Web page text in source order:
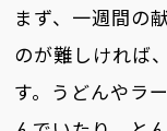
まず、一週間の
のが難しければ
す。うどんやラ